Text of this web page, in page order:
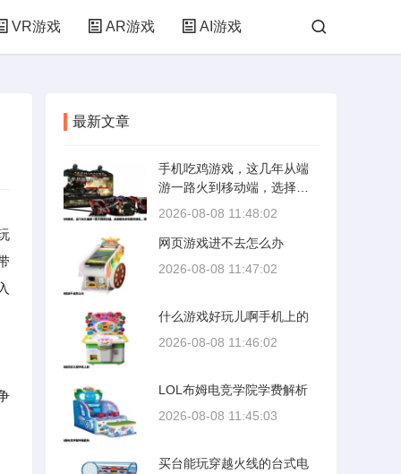
VR游戏 AR游戏 AI游戏
最新文章
手机吃鸡游戏，这几年从端
游一路火到移动端，选择确
实多到眼花缭乱。要说好
的设备性能来看，毕竟大逃
杀这个品类，手机上的体验
2026-08-08 11:48:02
网页游戏进不去怎么办
2026-08-08 11:47:02
什么游戏好玩儿啊手机上的
2026-08-08 11:46:02
LOL布姆电竞学院学费解析
2026-08-08 11:45:03
买台能玩穿越火线的台式电